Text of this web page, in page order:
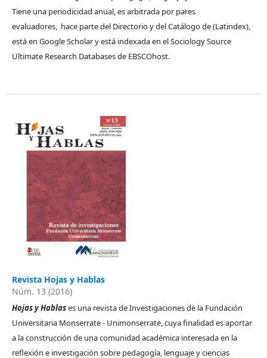
Tiene una periodicidad anual, es arbitrada por pares
evaluadores, hace parte del Directorio y del Catálogo de (Latindex),
está en Google Scholar y está indexada en el Sociology Source
Ultimate Research Databases de EBSCOhost.
Revista Hojas y Hablas
Núm. 13 (2016)
Hojas y Hablases una revista de Investigaciones de la Fundación
Universitaria Monserrate - Unimonserrate, cuya finalidad es aportar
a la construcción de una comunidad académica interesada en la
reflexión e investigación sobre pedagogía, lenguaje y ciencias